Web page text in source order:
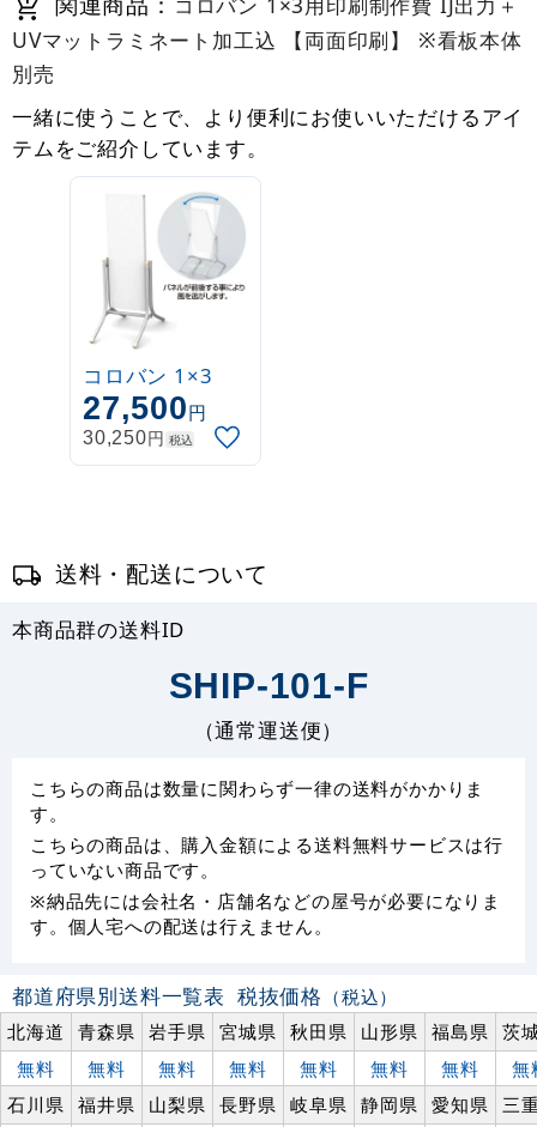
UVマットラミネート加工込 【両面印刷】 ※看板本体
別売
一緒に使うことで、より便利にお使いいただけるアイ
テムをご紹介しています。
コロバン 1×3
27,500円
30,250円 税込
送料・配送について
本商品群の送料ID
SHIP-101-F
（通常運送便）
こちらの商品は数量に関わらず一律の送料がかかりま
す。
こちらの商品は、購入金額による送料無料サービスは行
っていない商品です。
※納品先には会社名・店舗名などの屋号が必要になりま
す。個人宅への配送は行えません。
都道府県別送料一覧表 税抜価格 （税込）
北海道
青森県 岩手県 宮城県 秋田県 山形県 福島県
茨
無料
無料 無料 無料 無料 無料 無料
無
石川県
福井県 山梨県 長野県 岐阜県 静岡県 愛知県
三